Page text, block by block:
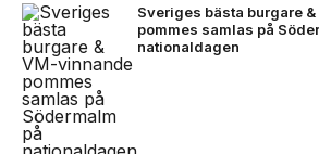
Sveriges bästa burgare
pommes samlas på
nationaldagen